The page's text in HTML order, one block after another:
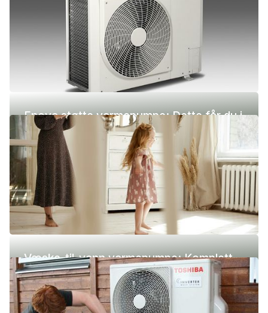
Enova støtte varmepumpe: Dette får du i
2026
Væske-til-vann varmepumpe: Komplett
guide (pris, fordeler og ulemper)